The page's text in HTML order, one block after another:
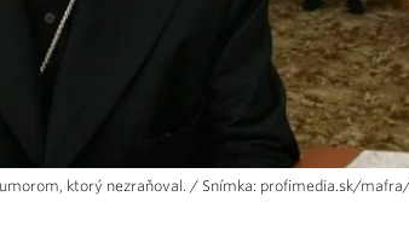
ktorý nezraňoval. / Snímka: profimedia.sk/